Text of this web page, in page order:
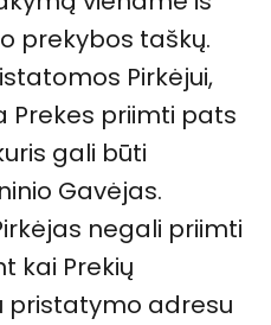
prekybos taškų.
Pirkėjui,
Prekes priimti pats
gali būti
Gavėjas.
negali priimti
kai Prekių
pristatymo adresu